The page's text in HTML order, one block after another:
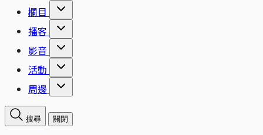
欄目
播客
影音
活動
周邊
搜尋 關閉